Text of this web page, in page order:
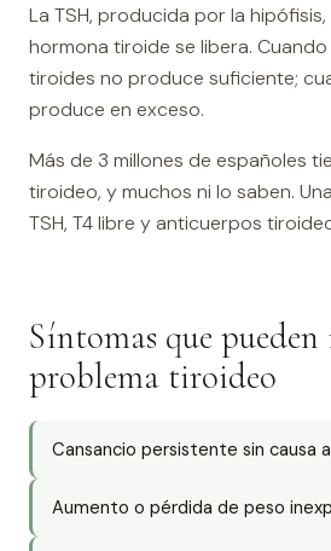
La TSH, producida por la
hormona tiroide se libera. Cuando
tiroides no produce suficiente;
produce en exceso.
Más de 3 millones de españoles
tiroideo, y muchos ni lo saben.
TSH, T4 libre y anticuerpos
Síntomas que
problema tiroideo
Cansancio persistente sin causa
Aumento o pérdida de peso